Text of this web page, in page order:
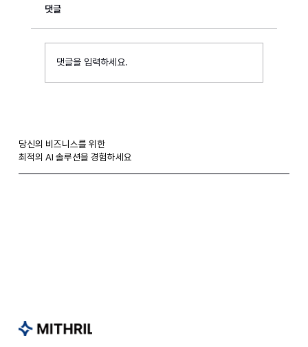
댓글
댓글을 입력하세요.
당신의 비즈니스를 위한
​최적의 AI 솔루션을 경험하세요